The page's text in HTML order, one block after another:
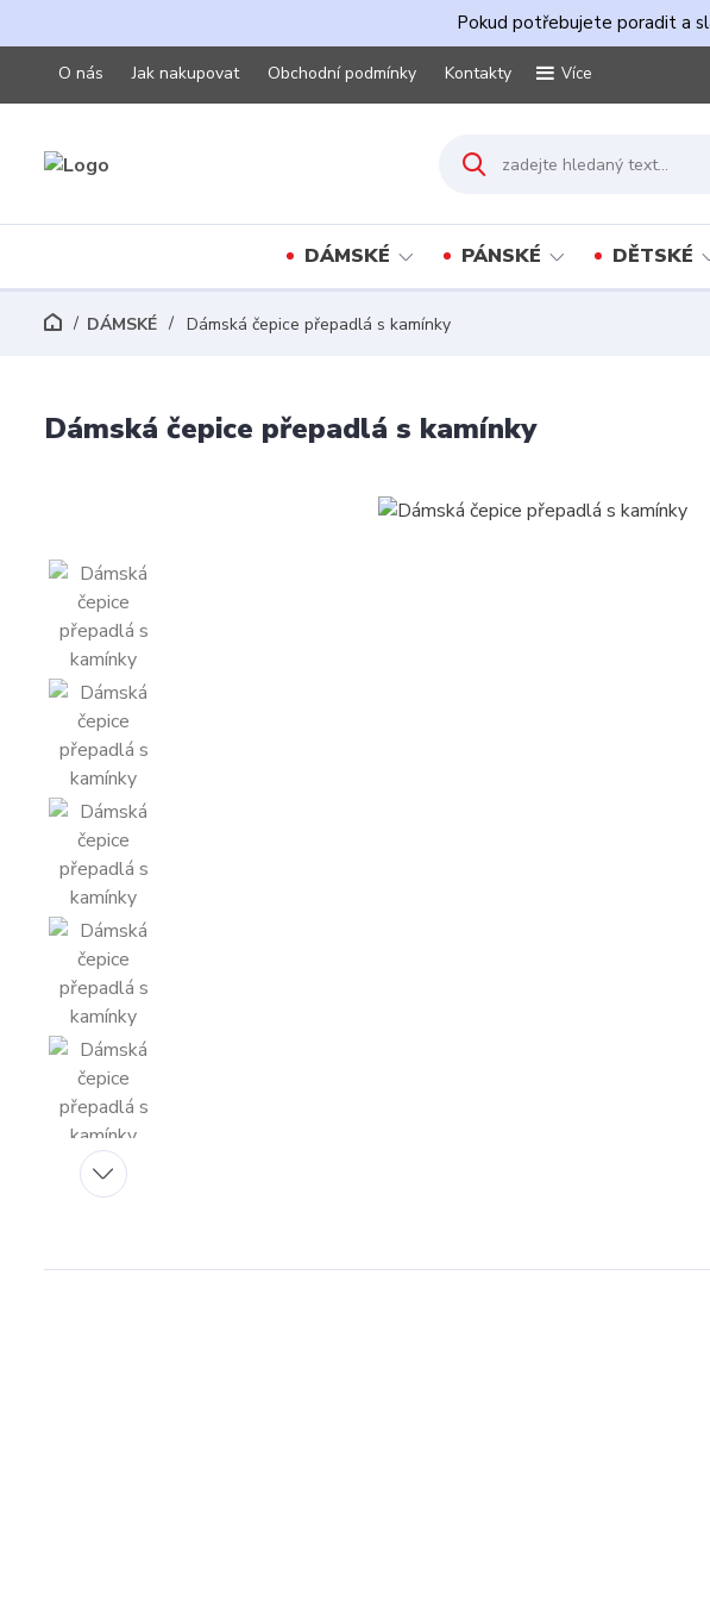
Pokud potřebujete poradit a
O nás Jak nakupovat Obchodní podmínky Kontakty Více
DÁMSKÉ PÁNSKÉ DĚTSKÉ
DÁMSKÉ Dámská čepice přepadlá s kamínky
Dámská čepice přepadlá s kamínky